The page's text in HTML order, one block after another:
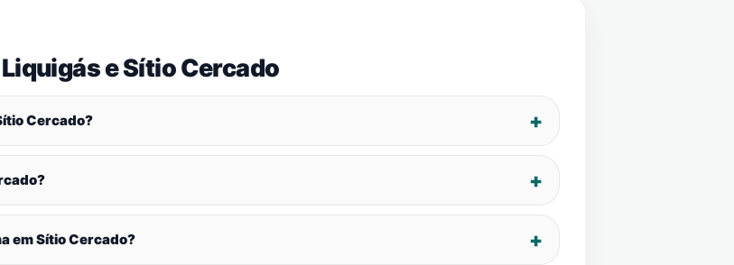
eSítio Cercado
Cercado?
?
emSítio Cercado?